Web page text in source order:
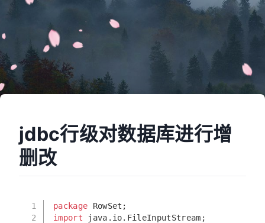
jdbc行级对数据库进行增
删改
1
2
package RowSet;
import java.io.FileInputStream;